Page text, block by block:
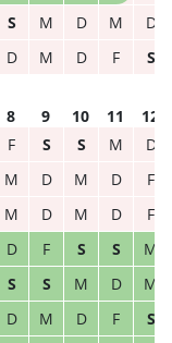
S M D M
D
D M D F S
8 9 10 11
12
F S S M
D
M D M D
F
M D M D
F
D F S S
M
S S M D
M
D M D F S